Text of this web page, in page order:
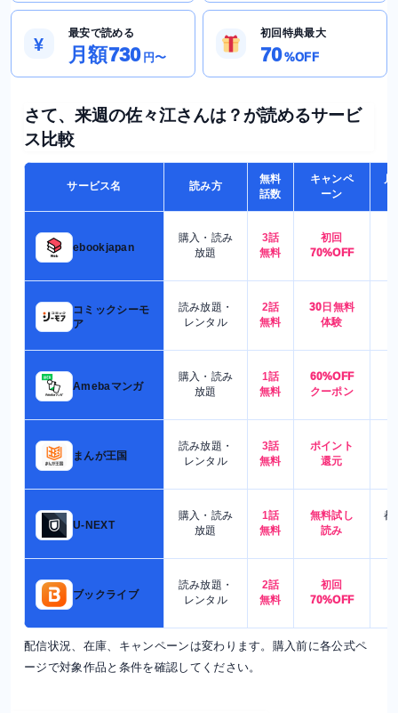
¥
最安で読める
月額730 円〜
初回特典最大
70%OFF
さて、来週の佐々江さんは？が読めるサービ
ス比較
サービス名 読み方
無料
話数
キャンペ
ーン
月
ebookjapan
購入・読み
放題
3話
無料
初回
70%OFF
コミックシーモ
ア
読み放題・
レンタル
2話
無料
30日無料
体験
Amebaマンガ
購入・読み
放題
1話
無料
60%OFF
クーポン
まんが王国
読み放題・
レンタル
3話
無料
ポイント
還元
U-NEXT
購入・読み
放題
1話
無料
無料試し
読み
都
ブックライブ
読み放題・
レンタル
2話
無料
初回
70%OFF
配信状況、在庫、キャンペーンは変わります。購入前に各公式ペ
ージで対象作品と条件を確認してください。